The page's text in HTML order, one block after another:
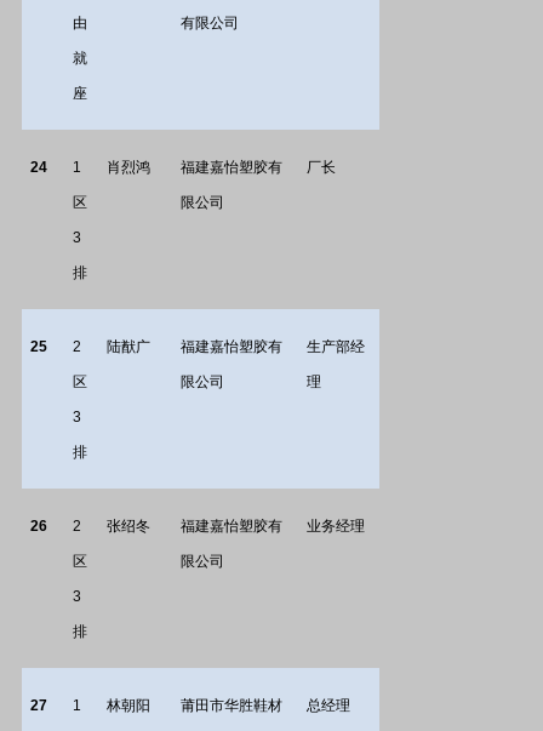
由
就
座
有限公司
24 1
区
3
排
肖烈鸿 福建嘉怡塑胶有
限公司
厂长
25 2
区
3
排
陆猷广 福建嘉怡塑胶有
限公司
生产部经
理
26 2
区
3
排
张绍冬 福建嘉怡塑胶有
限公司
业务经理
27 1 林朝阳 莆田市华胜鞋材 总经理